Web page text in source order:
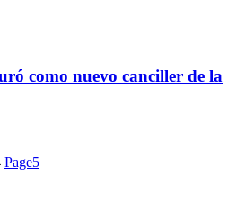
como nuevo canciller de la
Page5